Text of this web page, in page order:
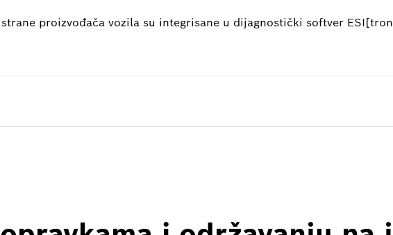
proizvođača vozila su integrisane u dijagnostički softver